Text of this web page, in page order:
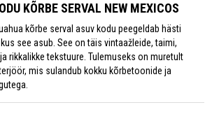
KÕRBE SERVAL NEW MEXICOS
kõrbe serval asuv kodu peegeldab hästi
see asub. See on täis vintaažleide, taimi,
rikkalikke tekstuure. Tulemuseks on muretult
mis sulandub kokku kõrbetoonide ja